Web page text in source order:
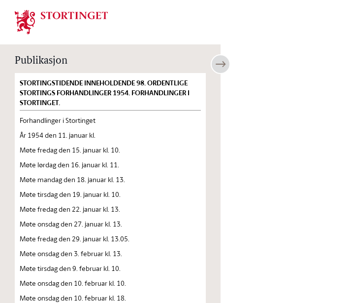
Stortinget.no
Publikasjon
STORTINGSTIDENDE INNEHOLDENDE 98. ORDENTLIGE
STORTINGS FORHANDLINGER 1954. FORHANDLINGER I
STORTINGET.
Forhandlinger i Stortinget
År 1954 den 11. januar kl.
Møte fredag den 15. januar kl. 10.
Møte lørdag den 16. januar kl. 11.
Møte mandag den 18. januar kl. 13.
Møte tirsdag den 19. januar kl. 10.
Møte fredag den 22. januar kl. 13.
Møte onsdag den 27. januar kl. 13.
Møte fredag den 29. januar kl. 13.05.
Møte onsdag den 3. februar kl. 13.
Møte tirsdag den 9. februar kl. 10.
Møte onsdag den 10. februar kl. 10.
Møte onsdag den 10. februar kl. 18.